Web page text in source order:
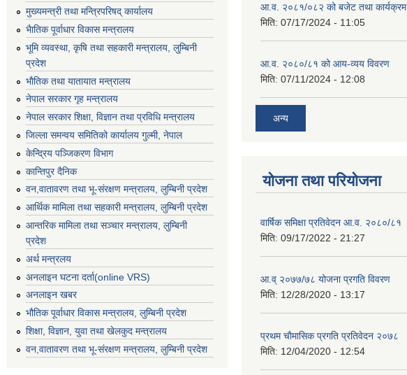
मुख्यमन्त्री तथा मन्त्रिपरिषद् कार्यालय
भैातिक पूर्वाधार विकास मन्त्रालय
भूमि व्यवस्था, कृषि तथा सहकारी मन्त्रालय, लु्म्बिनी
प्रदेश
भाैतिक तथा यातायात मन्त्रालय
नेपाल सरकार गृह मन्त्रालय
नेपाल सरकार शिक्षा, विज्ञान तथा प्रविधि मन्त्रालय
जिल्ला समन्वय समितिको कार्यालय गुल्मी, नेपाल
केन्द्रिय पञ्जिकरण विभाग
कान्तिपुर दैनिक
वन,वातावरण तथा भू-संरक्षण मन्त्रालय, लुम्बिनी प्रदेश
आर्थिक मामिला तथा सहकारी मन्त्रालय, लुम्बिनी प्रदेश
आन्तरिक मामिला तथा सञ्चार मन्त्रालय, लुम्बिनी
प्रदेश
अर्थ मन्त्रलय
अनलाइन घटना दर्ता(online VRS)
अनलाइन खबर
भौतिक पूर्वाधार विकास मन्त्रालय, लुम्बिनी प्रदेश
शिक्षा, विज्ञान, युवा तथा खेलकुद मन्‍‍त्रालय
वन,वातावरण तथा भू-संरक्षण मन्त्रालय, लुम्बिनी प्रदेश
आ.व. २०८१/०८२ को बजेट तथा कार्यक्रम
मिति: 07/17/2024 - 11:05
आ.व. २०८०/८१ को आय-व्यय विवरण
मिति: 07/11/2024 - 12:08
अन्य
योजना तथा परियोजना
वार्षिक समिक्षा प्रतिवेदन आ.व. २०८०/८१
मिति: 09/17/2022 - 21:27
आ.व् २०७७/७८ योजना प्रगति विवरण
मिति: 12/28/2020 - 13:17
प्रथम चाैमासिक प्रगति प्रतिवेदन २०७८
मिति: 12/04/2020 - 12:54